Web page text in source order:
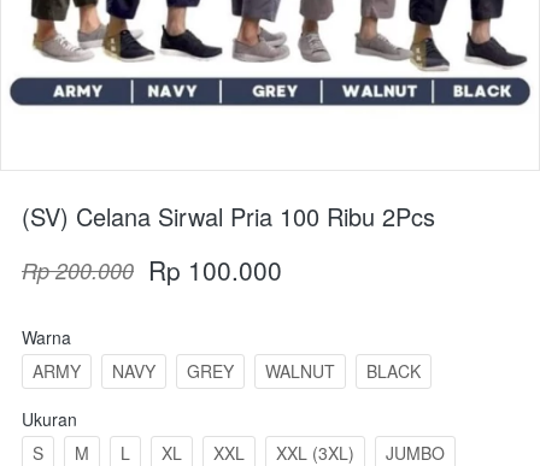
(SV) Celana Sirwal Pria 100 Ribu 2Pcs
Rp 200.000 Rp 100.000
Warna
ARMY
NAVY GREY WALNUT
BLACK
Ukuran
S
M L XL XXL XXL (3XL) JUMBO